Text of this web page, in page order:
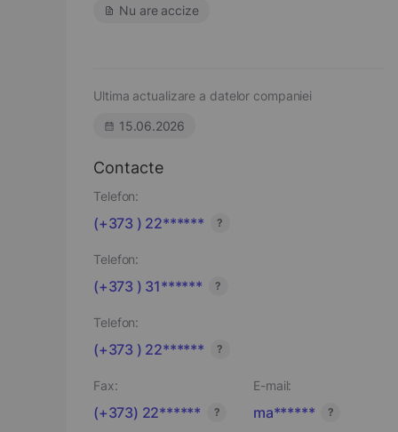
Nu are accize
Ultima actualizare a datelor companiei
15.06.2026
Contacte
Telefon:
(+373 ) 22****** ?
Telefon:
(+373 ) 31****** ?
Telefon:
(+373 ) 22****** ?
Fax:
(+373) 22****** ?
E-mail:
ma****** ?